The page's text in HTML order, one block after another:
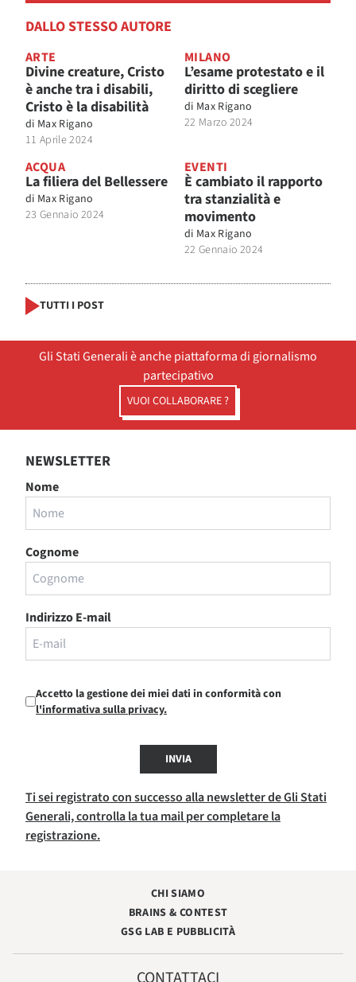
DALLO STESSO AUTORE
ARTE
Divine creature, Cristo
è anche tra i disabili,
Cristo è la disabilità
di Max Rigano
11 Aprile 2024
MILANO
L’esame protestato e il
diritto di scegliere
di Max Rigano
22 Marzo 2024
ACQUA
La filiera del Bellessere
di Max Rigano
23 Gennaio 2024
EVENTI
È cambiato il rapporto
tra stanzialità e
movimento
di Max Rigano
22 Gennaio 2024
TUTTI I POST
Gli Stati Generali è anche piattaforma di giornalismo
partecipativo
VUOI COLLABORARE ?
NEWSLETTER
Nome
Cognome
Indirizzo E-mail
Accetto la gestione dei miei dati in conformità con
l'informativa sulla privacy.
INVIA
Ti sei registrato con successo alla newsletter de Gli Stati
Generali, controlla la tua mail per completare la
registrazione.
CHI SIAMO
BRAINS & CONTEST
GSG LAB E PUBBLICITÀ